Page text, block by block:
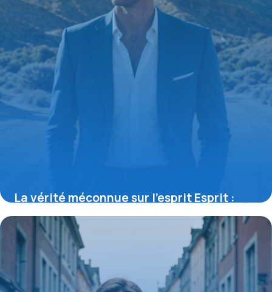
La vérité méconnue sur l’esprit Esprit :
l’histoire californienne qui révolutionne la
mode masculine
11 septembre 2025